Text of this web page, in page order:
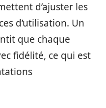
d’ajuster les
d’utilisation. Un
que chaque
fidélité, ce qui est